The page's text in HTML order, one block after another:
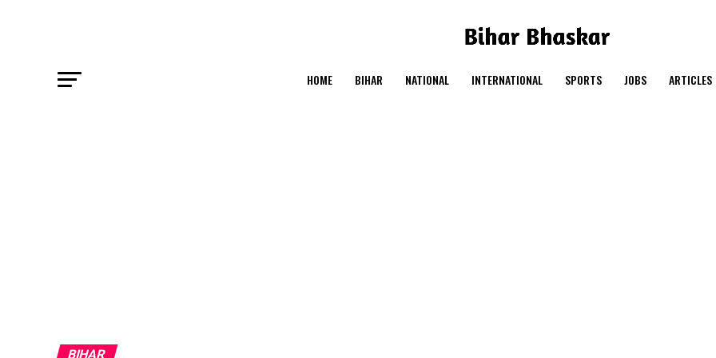
HOME BIHAR NATIONAL INTERNATIONAL SPORTS JOBS ARTICLES
BIHAR